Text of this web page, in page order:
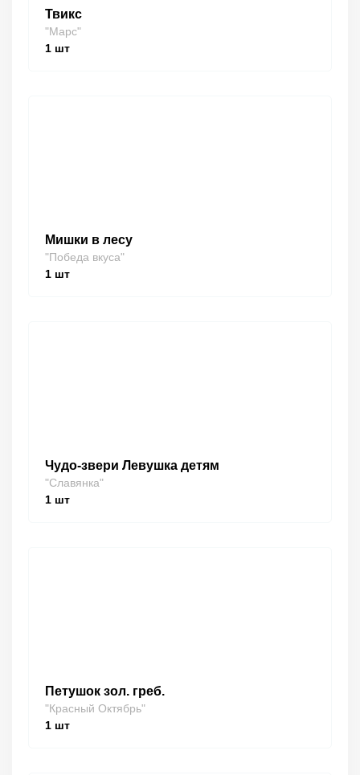
Твикс
"Марс"
1 шт
Мишки в лесу
"Победа вкуса"
1 шт
Чудо-звери Левушка детям
"Славянка"
1 шт
Петушок зол. греб.
"Красный Октябрь"
1 шт